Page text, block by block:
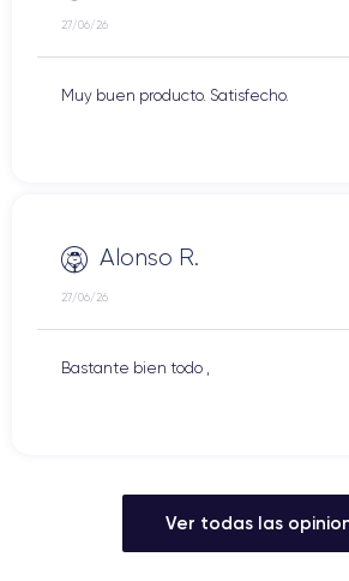
27/06/26
Muy buen producto. Satisfecho.
Alonso R.
27/06/26
Bastante bien todo ,
Ver todas las